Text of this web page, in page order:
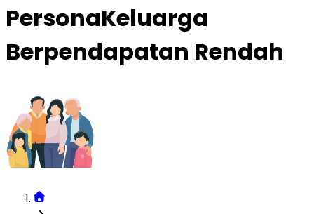
PersonaKeluarga
Berpendapatan Rendah